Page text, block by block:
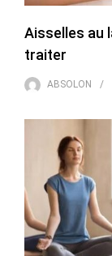
Aisselles au
traiter
ABSOLON